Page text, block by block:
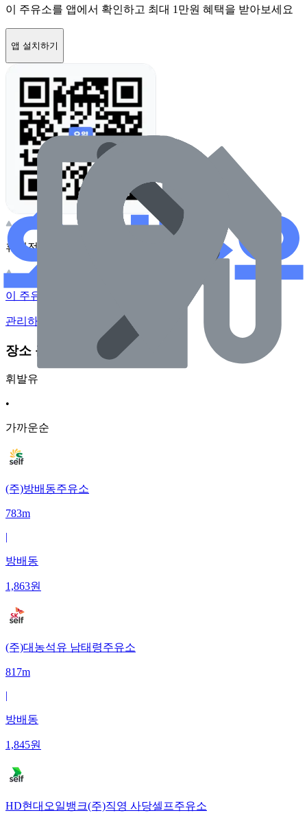
이 주유소를 앱에서 확인하고 최대 1만원 혜택을 받아보세요
앱 설치하기
휴대전화 카메라로 찍어보세요
이 주유소의 사장님이신가요?
관리하기
장소 근처 주유소
휘발유
•
가까운순
(주)방배동주유소
783m
|
방배동
1,863원
(주)대농석유 남태령주유소
817m
|
방배동
1,845원
HD현대오일뱅크(주)직영 사당셀프주유소